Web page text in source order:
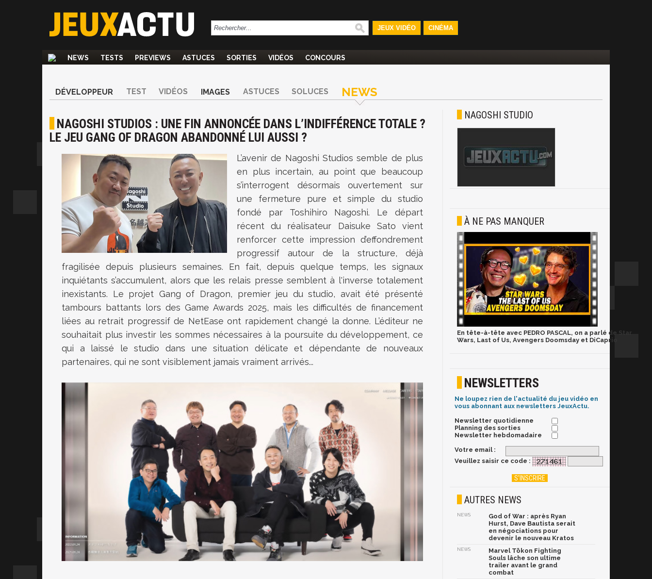
JEUX VIDÉO CINÉMA
NEWS TESTS PREVIEWS ASTUCES SORTIES VIDÉOS CONCOURS
DÉVELOPPEUR TEST VIDÉOS IMAGES ASTUCES SOLUCES NEWS
NAGOSHI STUDIOS : UNE FIN ANNONCÉE DANS L’INDIFFÉRENCE TOTALE ?
LE JEU GANG OF DRAGON ABANDONNÉ LUI AUSSI ?
L’avenir de Nagoshi Studios semble de plus
en plus incertain, au point que beaucoup
s’interrogent désormais ouvertement sur
une fermeture pure et simple du studio
fondé par Toshihiro Nagoshi. Le départ
récent du réalisateur Daisuke Sato vient
renforcer cette impression d’effondrement
progressif autour de la structure, déjà
fragilisée depuis plusieurs semaines. En fait, depuis quelque temps, les signaux
inquiétants s’accumulent, alors que les relais presse semblent à l'inverse totalement
inexistants. Le projet Gang of Dragon, premier jeu du studio, avait été présenté
tambours battants lors des Game Awards 2025, mais les difficultés de financement
liées au retrait progressif de NetEase ont rapidement changé la donne. L’éditeur ne
souhaitait plus investir les sommes nécessaires à la poursuite du développement, ce
qui a laissé le studio dans une situation délicate et dépendante de nouveaux
partenaires, qui ne sont visiblement jamais vraiment arrivés...
NAGOSHI STUDIO
À NE PAS MANQUER
En tête-à-tête avec PEDRO PASCAL, on a parlé de Star
Wars, Last of Us, Avengers Doomsday et DiCaprio
NEWSLETTERS
Ne loupez rien de l'actualité du jeu vidéo en
vous abonnant aux newsletters JeuxActu.
Newsletter quotidienne
Planning des sorties
Newsletter hebdomadaire
Votre email :
Veuillez saisir ce code :
AUTRES NEWS
NEWS
God of War : après Ryan
Hurst, Dave Bautista serait
en négociations pour
devenir le nouveau Kratos
NEWS
Marvel Tōkon Fighting
Souls lâche son ultime
trailer avant le grand
combat